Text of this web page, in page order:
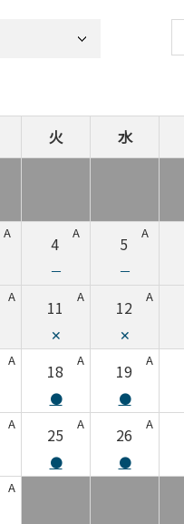
火 水
A
4
A
－
5
A
－
A
11
A
✕
12
A
✕
A
18
A
●
19
A
●
A
25
A
●
26
A
●
A